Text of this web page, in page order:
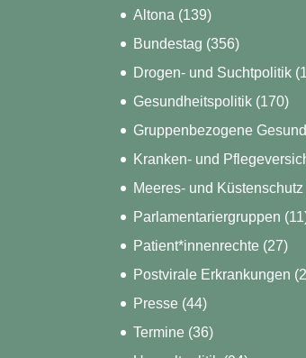
Altona (139)
Bundestag (356)
Drogen- und Suchtpolitik
Gesundheitspolitik (170)
Gruppenbezogene
Kranken- und
Meeres- und Küstenschutz
Parlamentariergruppen
Patient*innenrechte (27)
Postvirale Erkrankungen
Presse (44)
Termine (36)